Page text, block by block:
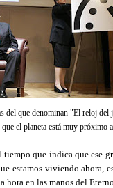
del que denominan "El reloj
el planeta está muy próximo
que indica que ese
estamos viviendo ahora,
hora en las manos del